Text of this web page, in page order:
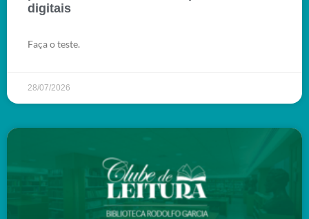
digitais
Faça o teste.
28/07/2026